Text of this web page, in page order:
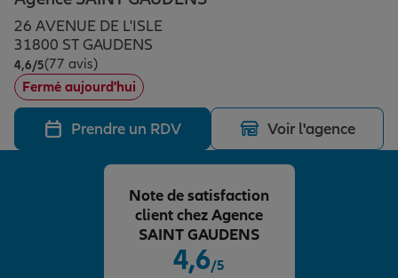
Assurance emprunteur
Prévoyance et dépendance
Assurance animal de compagnie
Protection de la famille
Protection juridique
Épargne & retraite
Plan épargne retraite
Assurance vie
Placements financiers
Investissements immobiliers
Vos projets
Partir en vacances
Conseil assurance
26 AVENUE DE L'ISLE
31800 ST GAUDENS
4,6/5Note de 4.6 sur 5
(77 avis)
Fermé aujourd'hui
Prendre un RDV Voir l'agence
4,6/5
Note de satisfaction
client chez Agence
SAINT GAUDENS